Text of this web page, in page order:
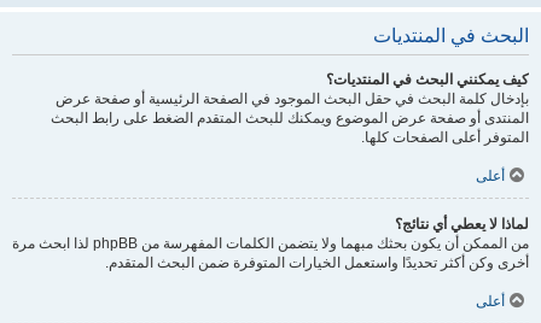
البحث في المنتديات
كيف يمكنني البحث في المنتديات؟
بإدخال كلمة البحث في حقل البحث الموجود في الصفحة الرئيسية أو صفحة عرض
المنتدى أو صفحة عرض الموضوع ويمكنك للبحث المتقدم الضغط على رابط البحث
المتوفر أعلى الصفحات كلها.
أعلى
لماذا لا يعطي أي نتائج؟
من الممكن أن يكون بحثك مبهما ولا يتضمن الكلمات المفهرسة من phpBB لذا ابحث مرة
أخرى وكن أكثر تحديدًا واستعمل الخيارات المتوفرة ضمن البحث المتقدم.
أعلى